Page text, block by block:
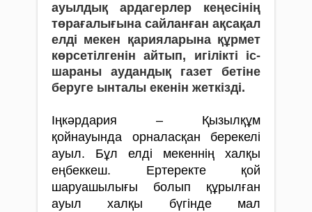
ауылдық ардагерлер кеңесінің
төрағалығына сайланған ақсақал
елді мекен қарияларына құрмет
көрсетілгенін айтып, игілікті іс-
шараны аудандық газет бетіне
беруге ынталы екенін жеткізді.
Іңкәрдария – Қызылқұм
қойнауында орна­ласқан берекелі
ауыл. Бұл елді мекеннің халқы
еңбеккеш. Ертеректе қой
шаруашылығы болып құрылған
ауыл халқы бүгінде мал